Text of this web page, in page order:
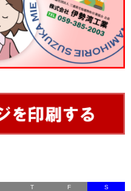
T F
S